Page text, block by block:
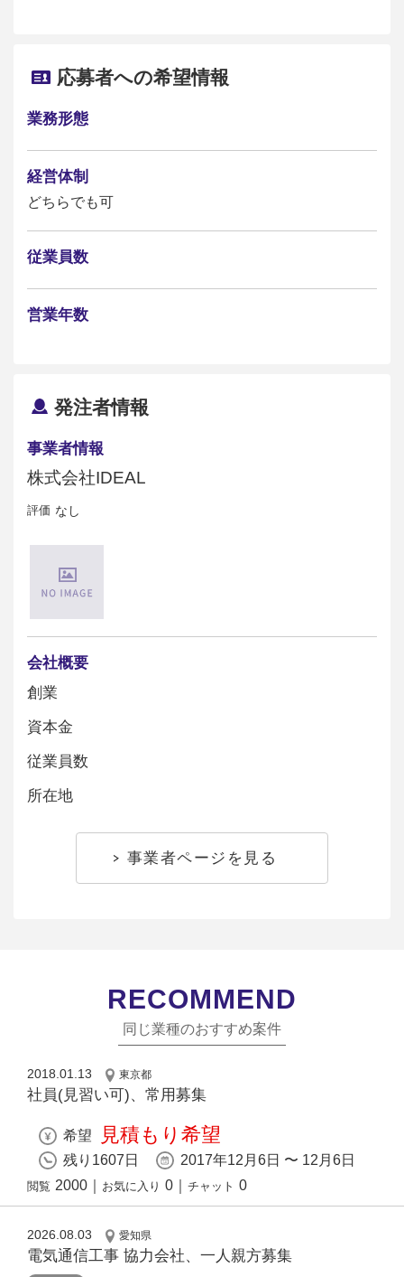
応募者への希望情報
業務形態
経営体制
どちらでも可
従業員数
営業年数
発注者情報
事業者情報
株式会社IDEAL
評価 なし
会社概要
創業
資本金
従業員数
所在地
事業者ページを見る
RECOMMEND
同じ業種のおすすめ案件
2018.01.13 東京都
社員(見習い可)、常用募集
希望 見積もり希望
残り1607日 2017年12月6日 〜 12月6日
閲覧 2000 お気に入り 0 チャット 0
2026.08.03 愛知県
電気通信工事 協力会社、一人親方募集